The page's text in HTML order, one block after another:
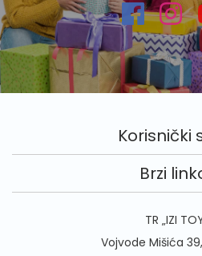
Korisnički
Brzi
TR „IZI
Vojvode Mišića